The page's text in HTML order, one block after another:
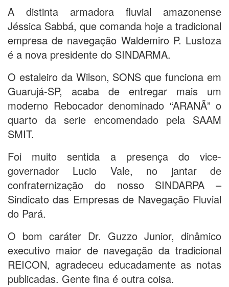
A distinta armadora fluvial amazonense
Jéssica Sabbá, que comanda hoje a tradicional
empresa de navegação Waldemiro P. Lustoza
é a nova presidente do SINDARMA.
O estaleiro da Wilson, SONS que funciona em
Guarujá-SP, acaba de entregar mais um
moderno Rebocador denominado “ARANÃ” o
quarto da serie encomendado pela SAAM
SMIT.
Foi muito sentida a presença do vice-
governador Lucio Vale, no jantar de
confraternização do nosso SINDARPA –
Sindicato das Empresas de Navegação Fluvial
do Pará.
O bom caráter Dr. Guzzo Junior, dinâmico
executivo maior de navegação da tradicional
REICON, agradeceu educadamente as notas
publicadas. Gente fina é outra coisa.